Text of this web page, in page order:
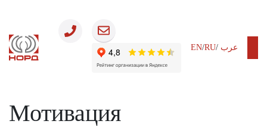
EN/RU/ عرب
Мотивация